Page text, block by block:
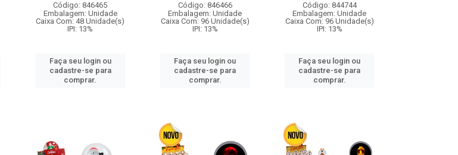
Código: 846465
Embalagem: Unidade
Caixa Com: 48 Unidade(s)
IPI: 13%
Faça seu login ou
cadastre-se para
comprar.
Código: 846466
Embalagem: Unidade
Caixa Com: 96 Unidade(s)
IPI: 13%
Faça seu login ou
cadastre-se para
comprar.
Código: 844744
Embalagem: Unidade
Caixa Com: 96 Unidade(s)
IPI: 13%
Faça seu login ou
cadastre-se para
comprar.